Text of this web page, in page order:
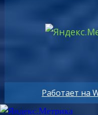
Работает на